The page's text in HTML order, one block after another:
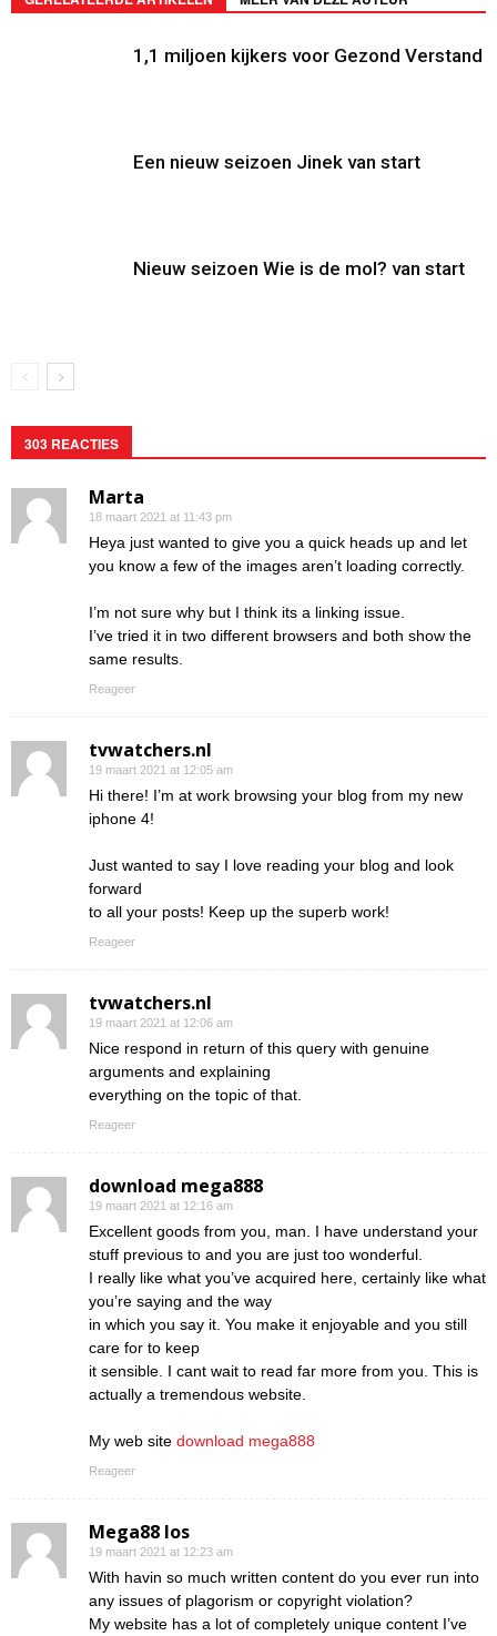
1,1 miljoen kijkers voor Gezond Verstand
Een nieuw seizoen Jinek van start
Nieuw seizoen Wie is de mol? van start
303 REACTIES
Marta
18 maart 2021 at 11:43 pm
Heya just wanted to give you a quick heads up and let
you know a few of the images aren’t loading correctly.
I’m not sure why but I think its a linking issue.
I’ve tried it in two different browsers and both show the
same results.
Reageer
tvwatchers.nl
19 maart 2021 at 12:05 am
Hi there! I’m at work browsing your blog from my new
iphone 4!
Just wanted to say I love reading your blog and look
forward
to all your posts! Keep up the superb work!
Reageer
tvwatchers.nl
19 maart 2021 at 12:06 am
Nice respond in return of this query with genuine
arguments and explaining
everything on the topic of that.
Reageer
download mega888
19 maart 2021 at 12:16 am
Excellent goods from you, man. I have understand your
stuff previous to and you are just too wonderful.
I really like what you’ve acquired here, certainly like what
you’re saying and the way
in which you say it. You make it enjoyable and you still
care for to keep
it sensible. I cant wait to read far more from you. This is
actually a tremendous website.
My web site download mega888
Reageer
Mega88 Ios
19 maart 2021 at 12:23 am
With havin so much written content do you ever run into
any issues of plagorism or copyright violation?
My website has a lot of completely unique content I’ve